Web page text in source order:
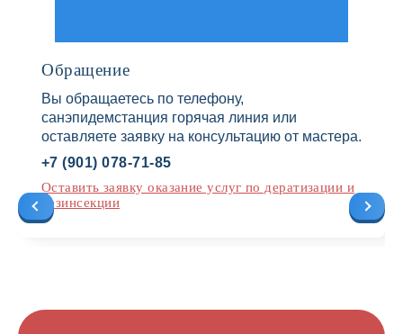
Обращение
Вы обращаетесь по телефону,
санэпидемстанция горячая линия или
оставляете заявку на консультацию от мастера.
+7 (901) 078-71-85
Оставить заявку оказание услуг по дератизации и
дезинсекции